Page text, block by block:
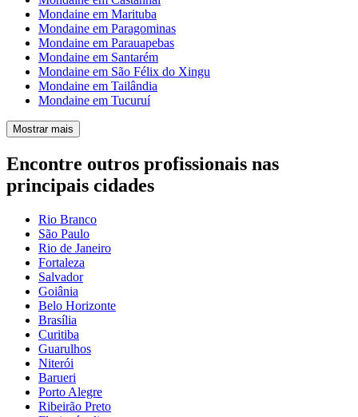
Mondaine em Marituba
Mondaine em Paragominas
Mondaine em Parauapebas
Mondaine em Santarém
Mondaine em São Félix do Xingu
Mondaine em Tailândia
Mondaine em Tucuruí
Mostrar mais
Encontre outros profissionais nas
principais cidades
Rio Branco
São Paulo
Rio de Janeiro
Fortaleza
Salvador
Goiânia
Belo Horizonte
Brasília
Curitiba
Guarulhos
Niterói
Barueri
Porto Alegre
Ribeirão Preto